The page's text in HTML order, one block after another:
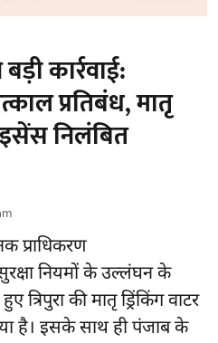
कार्रवाई:
प्रतिबंध, मातृ
निलंबित
प्राधिकरण
नियमों के उल्लंघन के
त्रिपुरा की मातृ ड्रिंकिंग वाटर
है। इसके साथ ही पंजाब के